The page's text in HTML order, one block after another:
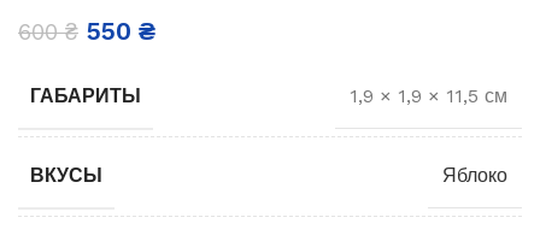
600₴ 550 ₴
ГАБАРИТЫ 1,9 × 1,9 × 11,5 см
ВКУСЫ Яблоко